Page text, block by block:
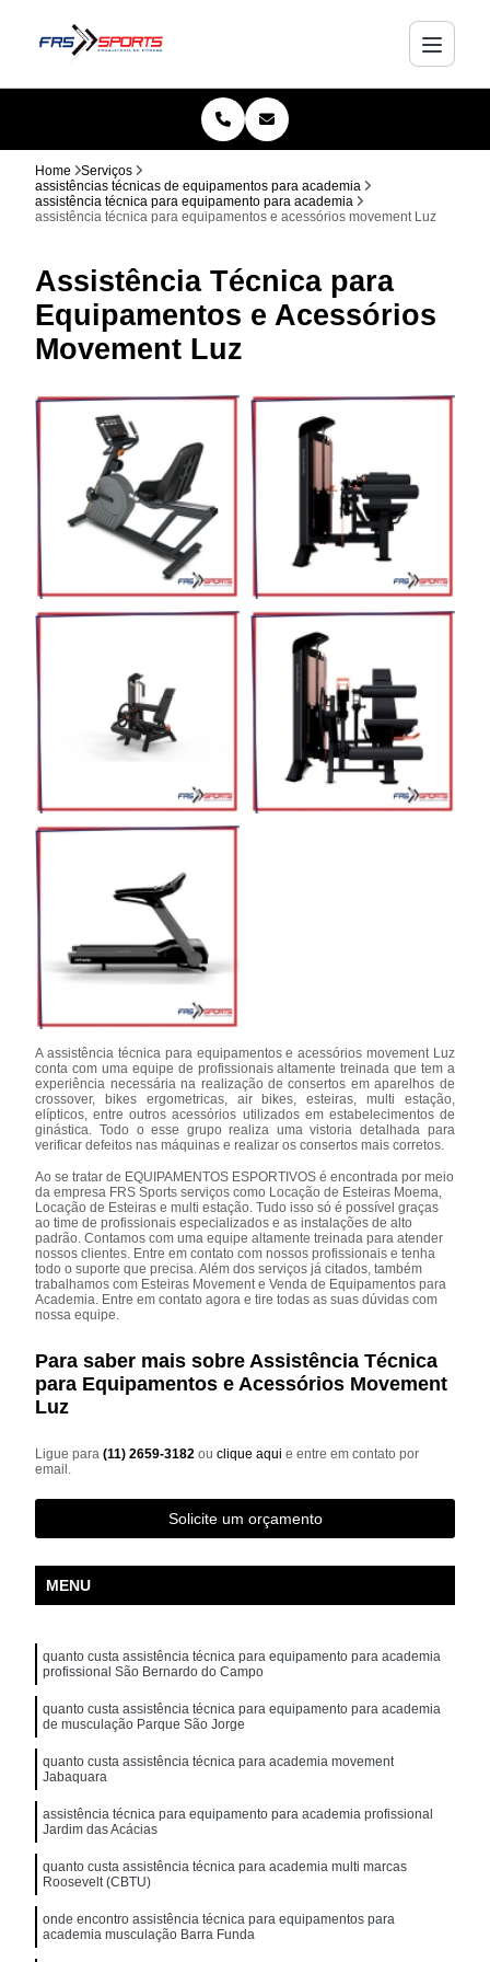
Home
Serviços
assistências técnicas de equipamentos para academia
assistência técnica para equipamento para academia
assistência técnica para equipamentos e acessórios movement Luz
Assistência Técnica para
Equipamentos e Acessórios
Movement Luz
A assistência técnica para equipamentos e acessórios movement Luz
conta com uma equipe de profissionais altamente treinada que tem a
experiência necessária na realização de consertos em aparelhos de
crossover, bikes ergometricas, air bikes, esteiras, multi estação,
elípticos, entre outros acessórios utilizados em estabelecimentos de
ginástica. Todo o esse grupo realiza uma vistoria detalhada para
verificar defeitos nas máquinas e realizar os consertos mais corretos.
Ao se tratar de EQUIPAMENTOS ESPORTIVOS é encontrada por meio
da empresa FRS Sports serviços como Locação de Esteiras Moema,
Locação de Esteiras e multi estação. Tudo isso só é possível graças
ao time de profissionais especializados e as instalações de alto
padrão. Contamos com uma equipe altamente treinada para atender
nossos clientes. Entre em contato com nossos profissionais e tenha
todo o suporte que precisa. Além dos serviços já citados, também
trabalhamos com Esteiras Movement e Venda de Equipamentos para
Academia. Entre em contato agora e tire todas as suas dúvidas com
nossa equipe.
Para saber mais sobre Assistência Técnica
para Equipamentos e Acessórios Movement
Luz
Ligue para(11) 2659-3182ouclique aqui e entre em contato por
email.
Solicite um orçamento
MENU
quanto custa assistência técnica para equipamento para academia
profissional São Bernardo do Campo
quanto custa assistência técnica para equipamento para academia
de musculação Parque São Jorge
quanto custa assistência técnica para academia movement
Jabaquara
assistência técnica para equipamento para academia profissional
Jardim das Acácias
quanto custa assistência técnica para academia multi marcas
Roosevelt (CBTU)
onde encontro assistência técnica para equipamentos para
academia musculação Barra Funda